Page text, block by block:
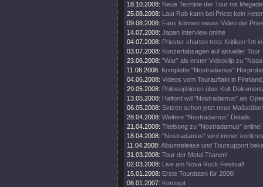
18.10.2008: Neue Termine der Tour mit
25.08.2008: Laut Rob kann bei Priest kein
09.08.2008: Fans können neues Video der
14.07.2008: Japan Interview online
04.07.2008: Priester charten trotz Kritiken fett
03.07.2008: Konzertabsagen auf aktueller Tour
23.06.2008: "War" als erster Videoclip zu
11.06.2008: Komplette "Nostradamus"
04.06.2008: Videos vom Tourauftakt in Finnland.
29.05.2008: Philosophieren über Kult
13.05.2008: Halford will "Nostradamus" als
06.05.2008: Setzen schon jetzt neue Maßstäbe!
28.04.2008: Weitere "Nostradamus" Details.
21.04.2008: Titelsong zu "Nostradamus" online!
18.04.2008: "Nostradamus" wird immer
11.04.2008: Albumrelease und Toursupport
31.03.2008: Tour der Metal Titanen!
02.03.2008: Live am Nova Rock Festival!
15.01.2008: Erste Tourdaten für 2008!
06.01.2007: Konzept